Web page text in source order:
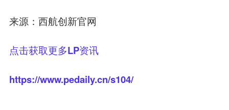
来源：西航创新官网
点击获取更多LP资讯
https://www.pedaily.cn/s104/